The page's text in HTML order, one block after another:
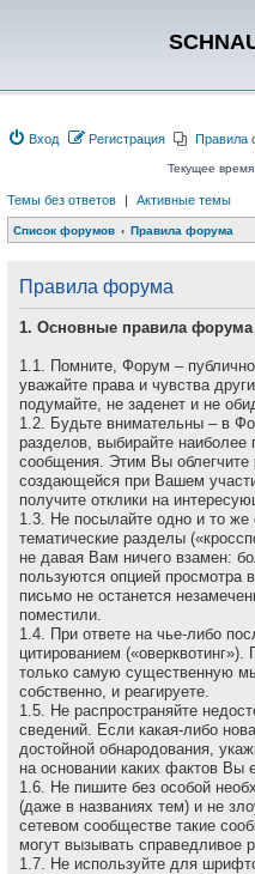
Вход Регистрация Правила
Текущее
Темы без ответов | Активные темы
Список форумов Правила форума
Правила форума
1. Основные правила
1.1. Помните, Форум –
уважайте права и чувства
подумайте, не заденет и не
1.2. Будьте внимательны – в
разделов, выбирайте
сообщения. Этим Вы облегчите
создающейся при Вашем
получите отклики на
1.3. Не посылайте одно и то
тематические разделы
не давая Вам ничего взамен:
пользуются опцией
письмо не останется
поместили.
1.4. При ответе на чье-либо
цитированием
только самую существенную
собственно, и реагируете.
1.5. Не распространяйте
сведений. Если какая-либо
достойной обнародования,
на основании каких фактов Вы
1.6. Не пишите без особой
(даже в названиях тем) и не
сетевом сообществе такие
могут вызывать справедливое
1.7. Не используйте для